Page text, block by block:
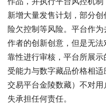
新增大量发售计划，部分
险欠控制等风险。平台作
作者的创新创意，但是无
靠性进行审核，平台所展
受能力与数字藏品价格相
交易平台金陵数藏）不对
失承担任何责任。